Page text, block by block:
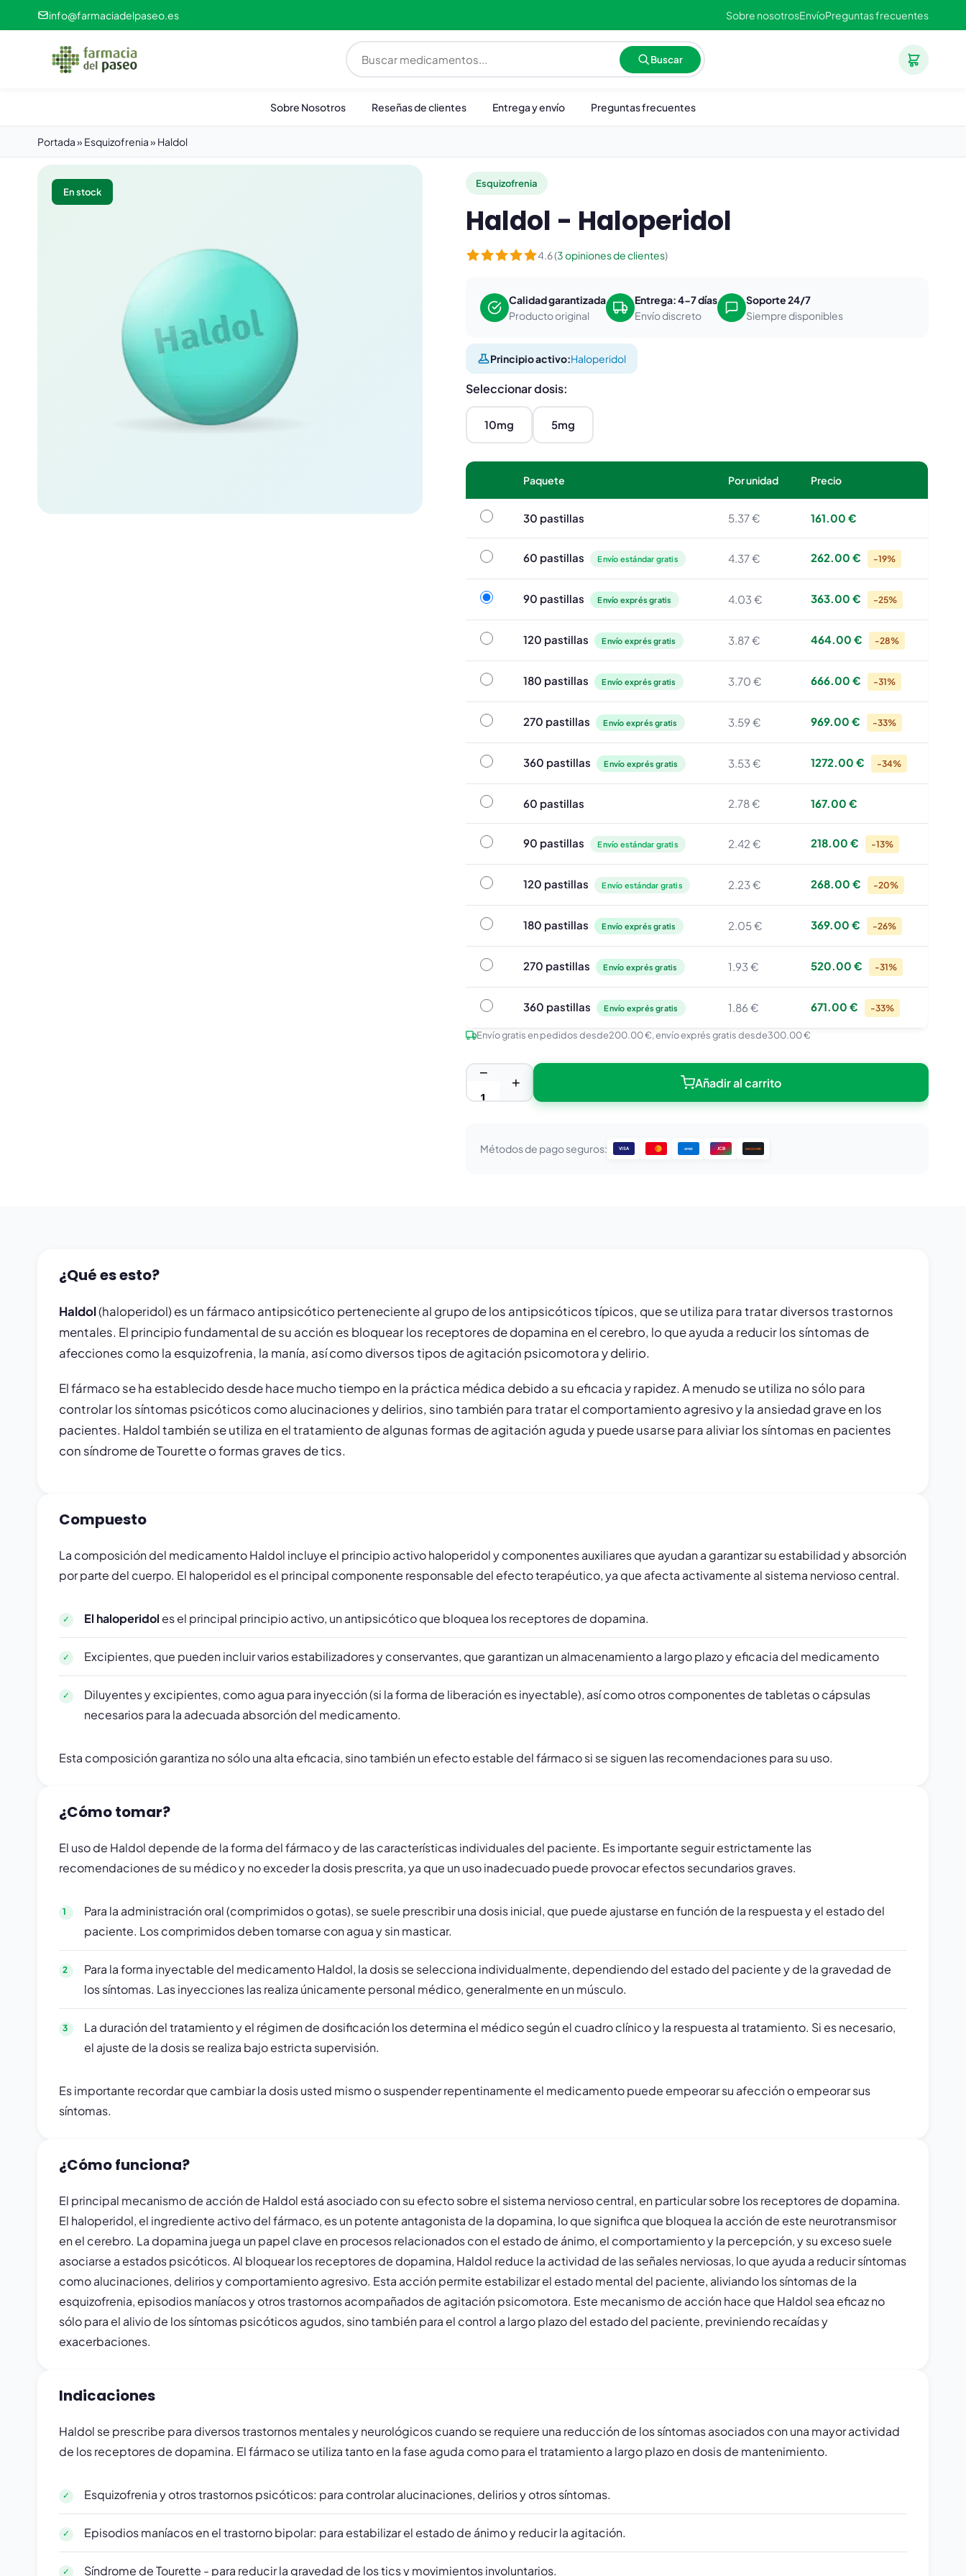
info@farmaciadelpaseo.es Sobre nosotrosEnvíoPreguntas frecuentes
Buscar
Sobre Nosotros Reseñas de clientes Entrega y envío Preguntas frecuentes
Portada» Esquizofrenia» Haldol
En stock
Esquizofrenia
Haldol - Haloperidol
4.6 (3 opiniones de clientes)
Calidad garantizada
Producto original
Entrega: 4-7 días
Envío discreto
Soporte 24/7
Siempre disponibles
Principio activo:Haloperidol
Seleccionar dosis:
10mg 5mg
Paquete Por unidad Precio
30 pastillas30 pastillas 5.37 € 161.00 €
60 pastillas60 pastillas Envío estándar gratis 4.37 € 262.00 € -19%
90 pastillas90 pastillas Envío exprés gratis 4.03 € 363.00 € -25%
120 pastillas120 pastillas Envío exprés gratis 3.87 € 464.00 € -28%
180 pastillas180 pastillas Envío exprés gratis 3.70 € 666.00 € -31%
270 pastillas270 pastillas Envío exprés gratis 3.59 € 969.00 € -33%
360 pastillas360 pastillas Envío exprés gratis 3.53 € 1272.00 € -34%
60 pastillas60 pastillas 2.78 € 167.00 €
90 pastillas90 pastillas Envío estándar gratis 2.42 € 218.00 € -13%
120 pastillas120 pastillas Envío estándar gratis 2.23 € 268.00 € -20%
180 pastillas180 pastillas Envío exprés gratis 2.05 € 369.00 € -26%
270 pastillas270 pastillas Envío exprés gratis 1.93 € 520.00 € -31%
360 pastillas360 pastillas Envío exprés gratis 1.86 € 671.00 € -33%
Envío gratis en pedidos desde200.00 €, envío exprés gratis desde300.00 €
−
+ Añadir al carrito
Métodos de pago seguros: VISA AMEX JCB DISCOVER
¿Qué es esto?
Haldol(haloperidol) es un fármaco antipsicótico perteneciente al grupo de los antipsicóticos típicos, que se utiliza para tratar diversos trastornos
mentales. El principio fundamental de su acción es bloquear los receptores de dopamina en el cerebro, lo que ayuda a reducir los síntomas de
afecciones como la esquizofrenia, la manía, así como diversos tipos de agitación psicomotora y delirio.
El fármaco se ha establecido desde hace mucho tiempo en la práctica médica debido a su eficacia y rapidez. A menudo se utiliza no sólo para
controlar los síntomas psicóticos como alucinaciones y delirios, sino también para tratar el comportamiento agresivo y la ansiedad grave en los
pacientes. Haldol también se utiliza en el tratamiento de algunas formas de agitación aguda y puede usarse para aliviar los síntomas en pacientes
con síndrome de Tourette o formas graves de tics.
Compuesto
La composición del medicamento Haldol incluye el principio activo haloperidol y componentes auxiliares que ayudan a garantizar su estabilidad y absorción
por parte del cuerpo. El haloperidol es el principal componente responsable del efecto terapéutico, ya que afecta activamente al sistema nervioso central.
El haloperidol es el principal principio activo, un antipsicótico que bloquea los receptores de dopamina.
Excipientes, que pueden incluir varios estabilizadores y conservantes, que garantizan un almacenamiento a largo plazo y eficacia del medicamento
Diluyentes y excipientes, como agua para inyección (si la forma de liberación es inyectable), así como otros componentes de tabletas o cápsulas
necesarios para la adecuada absorción del medicamento.
Esta composición garantiza no sólo una alta eficacia, sino también un efecto estable del fármaco si se siguen las recomendaciones para su uso.
¿Cómo tomar?
El uso de Haldol depende de la forma del fármaco y de las características individuales del paciente. Es importante seguir estrictamente las
recomendaciones de su médico y no exceder la dosis prescrita, ya que un uso inadecuado puede provocar efectos secundarios graves.
Para la administración oral (comprimidos o gotas), se suele prescribir una dosis inicial, que puede ajustarse en función de la respuesta y el estado del
paciente. Los comprimidos deben tomarse con agua y sin masticar.
Para la forma inyectable del medicamento Haldol, la dosis se selecciona individualmente, dependiendo del estado del paciente y de la gravedad de
los síntomas. Las inyecciones las realiza únicamente personal médico, generalmente en un músculo.
La duración del tratamiento y el régimen de dosificación los determina el médico según el cuadro clínico y la respuesta al tratamiento. Si es necesario,
el ajuste de la dosis se realiza bajo estricta supervisión.
Es importante recordar que cambiar la dosis usted mismo o suspender repentinamente el medicamento puede empeorar su afección o empeorar sus
síntomas.
¿Cómo funciona?
El principal mecanismo de acción de Haldol está asociado con su efecto sobre el sistema nervioso central, en particular sobre los receptores de dopamina.
El haloperidol, el ingrediente activo del fármaco, es un potente antagonista de la dopamina, lo que significa que bloquea la acción de este neurotransmisor
en el cerebro. La dopamina juega un papel clave en procesos relacionados con el estado de ánimo, el comportamiento y la percepción, y su exceso suele
asociarse a estados psicóticos. Al bloquear los receptores de dopamina, Haldol reduce la actividad de las señales nerviosas, lo que ayuda a reducir síntomas
como alucinaciones, delirios y comportamiento agresivo. Esta acción permite estabilizar el estado mental del paciente, aliviando los síntomas de la
esquizofrenia, episodios maníacos y otros trastornos acompañados de agitación psicomotora. Este mecanismo de acción hace que Haldol sea eficaz no
sólo para el alivio de los síntomas psicóticos agudos, sino también para el control a largo plazo del estado del paciente, previniendo recaídas y
exacerbaciones.
Indicaciones
Haldol se prescribe para diversos trastornos mentales y neurológicos cuando se requiere una reducción de los síntomas asociados con una mayor actividad
de los receptores de dopamina. El fármaco se utiliza tanto en la fase aguda como para el tratamiento a largo plazo en dosis de mantenimiento.
Esquizofrenia y otros trastornos psicóticos: para controlar alucinaciones, delirios y otros síntomas.
Episodios maníacos en el trastorno bipolar: para estabilizar el estado de ánimo y reducir la agitación.
Síndrome de Tourette - para reducir la gravedad de los tics y movimientos involuntarios.